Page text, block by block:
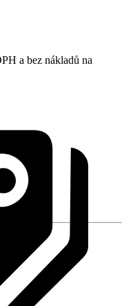
a bez nákladů na